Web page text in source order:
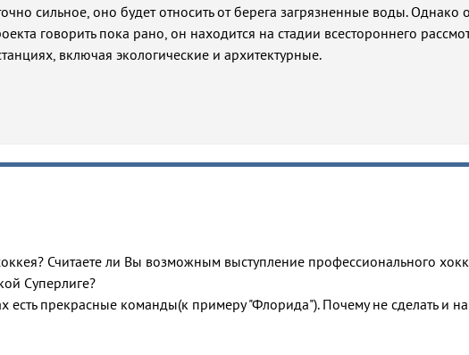
сильное, оно будет относить от берега загрязненные воды. Однако
говорить пока рано, он находится на стадии всестороннего
включая экологические и архитектурные.
Считаете ли Вы возможным выступление профессионального
Суперлиге?
прекрасные команды(к примеру "Флорида"). Почему не сделать и